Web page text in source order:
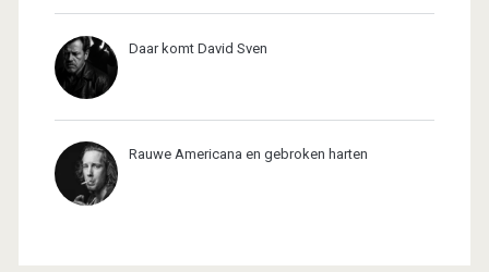
Daar komt David Sven
Rauwe Americana en gebroken harten